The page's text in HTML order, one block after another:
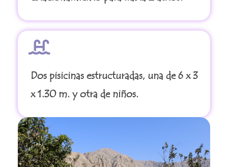
Dos pisicinas estructuradas, una de 6 x 3
x 1.30 m. y otra de niños.